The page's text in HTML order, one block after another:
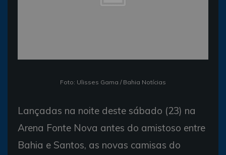
Foto: Ulisses Gama / Bahia Notícias
Lançadas na noite deste sábado (23) na
Arena Fonte Nova antes do amistoso entre
Bahia e Santos, as novas camisas do